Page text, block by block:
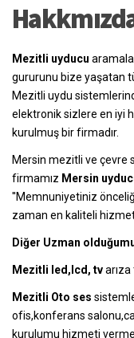
Mezitli uyducu
gururunu bize yaşatan
Mezitli uydu
elektronik sizlere en iyi
kurulmuş bir firmadır.
Mersin mezitli ve çevre
firmamız Mersin
''Memnuniyetiniz
zaman en kaliteli
Diğer Uzman
Mezitli led,lcd, tv
Mezitli Oto ses
ofis,konferans
kurulumu hizmeti